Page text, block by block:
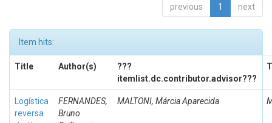
previous 1 next
Item hits:
Title Author(s)
???
itemlist.dc.contributor.advisor???
Logística
reversa
FERNANDES,
Bruno
MALTONI, Márcia Aparecida